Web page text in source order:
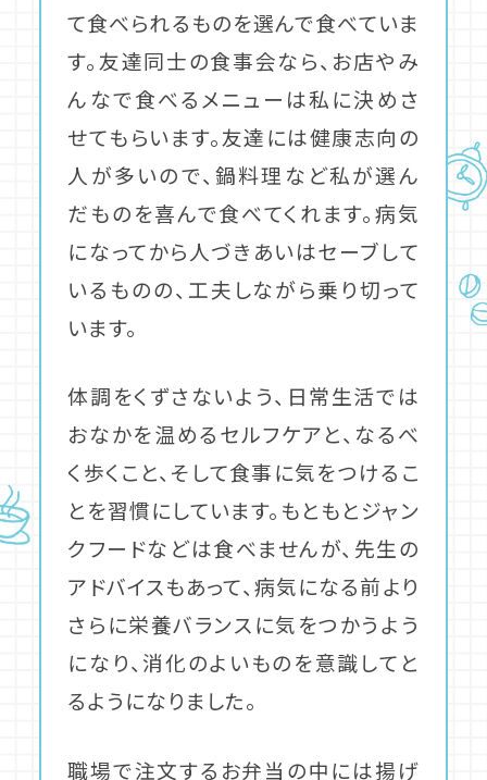
て食べられるものを選んで食べていま
す。友達同士の食事会なら、お店やみ
んなで食べるメニューは私に決めさ
せてもらいます。友達には健康志向の
人が多いので、鍋料理など私が選ん
だものを喜んで食べてくれます。病気
になってから人づきあいはセーブして
いるものの、工夫しながら乗り切って
います。
体調をくずさないよう、日常生活では
おなかを温めるセルフケアと、なるべ
く歩くこと、そして食事に気をつけるこ
とを習慣にしています。もともとジャン
クフードなどは食べませんが、先生の
アドバイスもあって、病気になる前より
さらに栄養バランスに気をつかうよう
になり、消化のよいものを意識してと
るようになりました。
職場で注文するお弁当の中には揚げ